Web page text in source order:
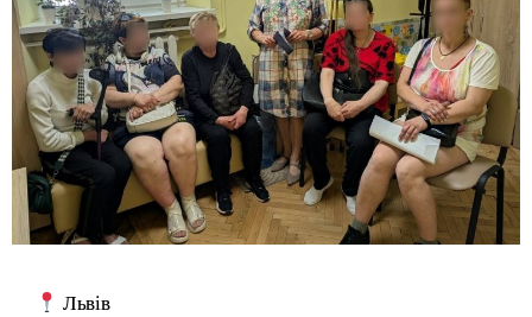
Львів